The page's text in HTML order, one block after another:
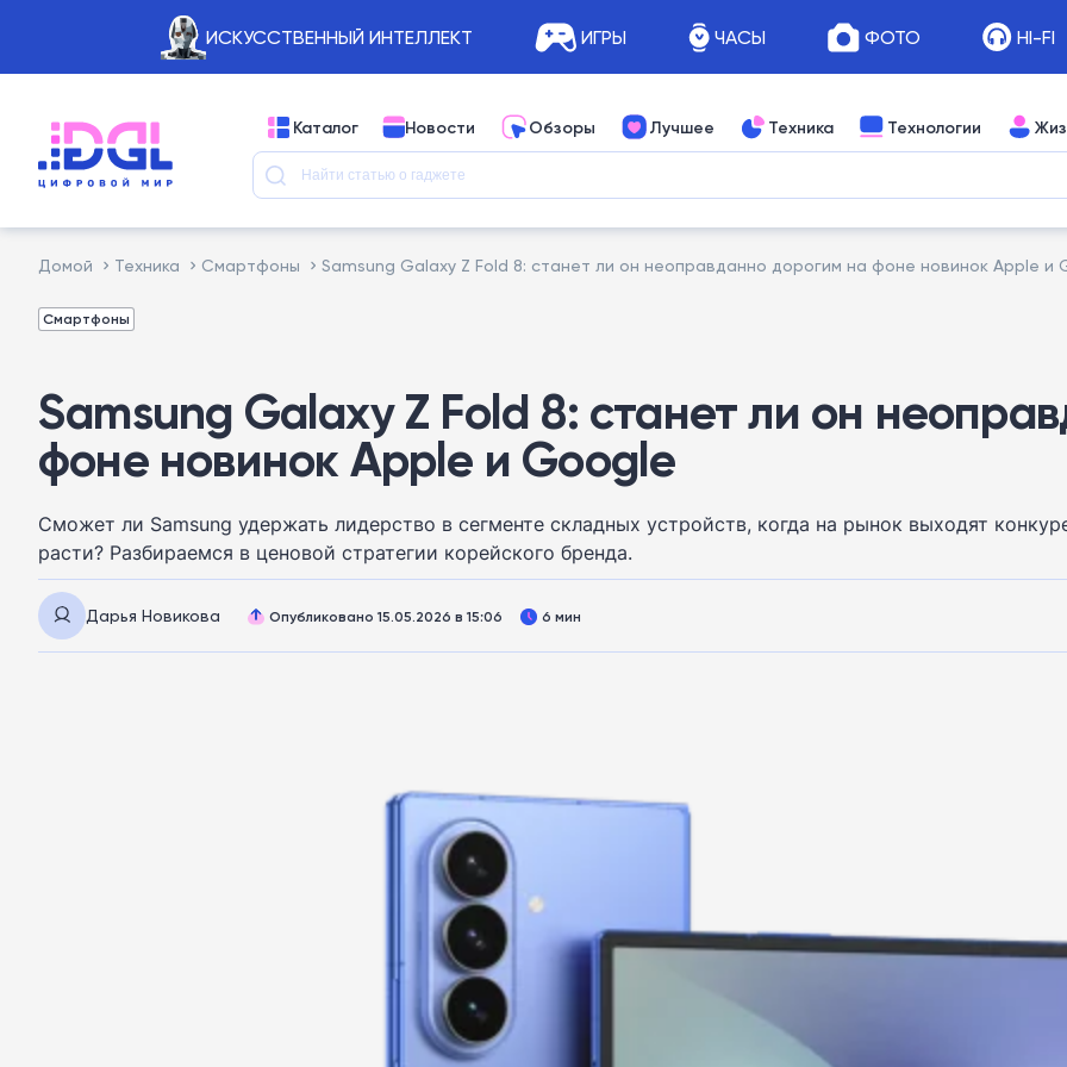
ИСКУССТВЕННЫЙ ИНТЕЛЛЕКТ ИГРЫ ЧАСЫ ФОТО HI-FI
Каталог Новости Обзоры Лучшее Техника Технологии
Домой Техника Смартфоны Samsung Galaxy Z Fold 8: станет ли он неоправданно дорогим на фоне новинок Apple и
Смартфоны
Samsung Galaxy Z Fold 8: станет ли он
фоне новинок Apple и Google
Сможет ли Samsung удержать лидерство в сегменте складных устройств, когда на рынок выходят
расти? Разбираемся в ценовой стратегии корейского бренда.
Дарья Новикова Опубликовано 15.05.2026 в 15:06 6 мин